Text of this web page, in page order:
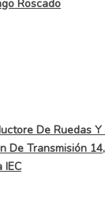
Roscado
De Ruedas
De Transmisión
IEC